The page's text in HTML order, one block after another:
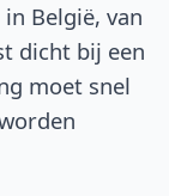
België, van
dicht bij een
moet snel